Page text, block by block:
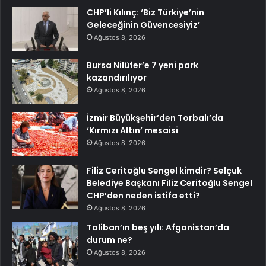
CHP’li Kılınç: ‘Biz Türkiye’nin
Geleceğinin Güvencesiyiz’
Ağustos 8, 2026
Bursa Nilüfer’e 7 yeni park
kazandırılıyor
Ağustos 8, 2026
İzmir Büyükşehir’den Torbalı’da
‘Kırmızı Altın’ mesaisi
Ağustos 8, 2026
Filiz Ceritoğlu Sengel kimdir? Selçuk
Belediye Başkanı Filiz Ceritoğlu Sengel
CHP’den neden istifa etti?
Ağustos 8, 2026
Taliban’ın beş yılı: Afganistan’da
durum ne?
Ağustos 8, 2026